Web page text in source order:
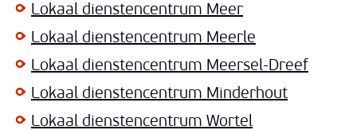
Lokaal dienstencentrum Meer
Lokaal dienstencentrum Meerle
Lokaal dienstencentrum Meersel-Dreef
Lokaal dienstencentrum Minderhout
Lokaal dienstencentrum Wortel